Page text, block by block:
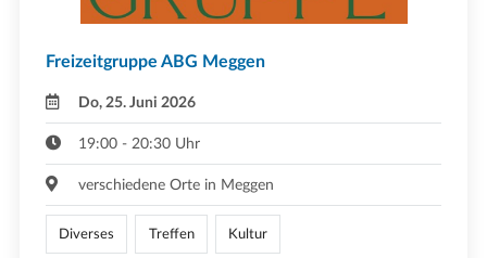
Freizeitgruppe ABG Meggen
Do, 25. Juni 2026
19:00 - 20:30 Uhr
verschiedene Orte in Meggen
Diverses Treffen Kultur